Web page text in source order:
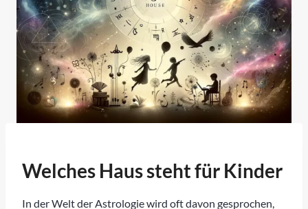
Welches Haus steht für Kinder
In der Welt der Astrologie wird oft davon gesprochen,